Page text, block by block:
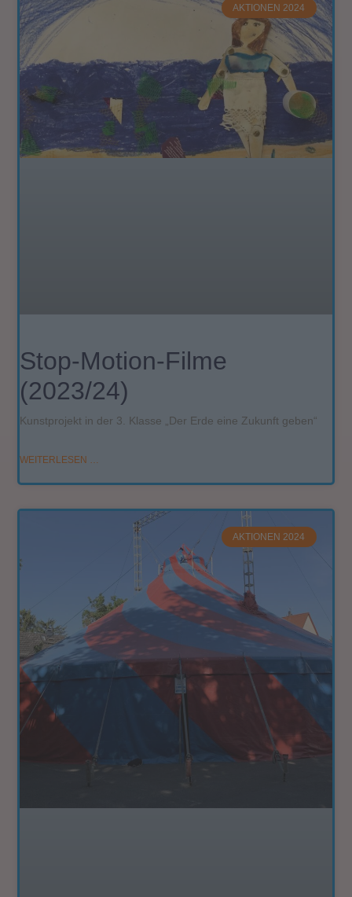
AKTIONEN 2024
Stop-Motion-Filme
(2023/24)
Kunstprojekt in der 3. Klasse „Der Erde eine Zukunft geben“
WEITERLESEN …
AKTIONEN 2024